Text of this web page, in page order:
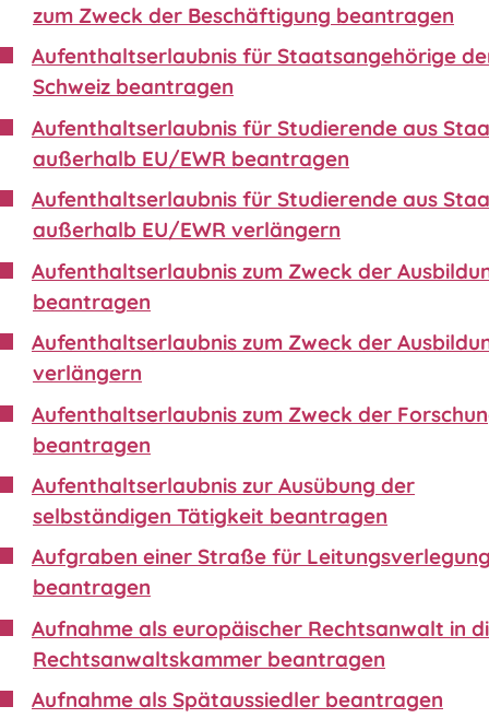
zum Zweck der Beschäftigung beantragen
Aufenthaltserlaubnis für Staatsangehörige
Schweiz beantragen
Aufenthaltserlaubnis für Studierende aus
außerhalb EU/EWR beantragen
Aufenthaltserlaubnis für Studierende aus
außerhalb EU/EWR verlängern
Aufenthaltserlaubnis zum Zweck der
beantragen
Aufenthaltserlaubnis zum Zweck der
verlängern
Aufenthaltserlaubnis zum Zweck der
beantragen
Aufenthaltserlaubnis zur Ausübung der
selbständigen Tätigkeit beantragen
Aufgraben einer Straße für
beantragen
Aufnahme als europäischer Rechtsanwalt in
Rechtsanwaltskammer beantragen
Aufnahme als Spätaussiedler beantragen